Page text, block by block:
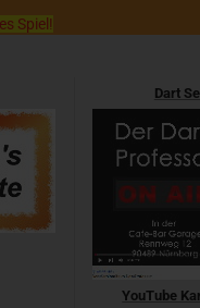
Spiel!
Dart
YouTube